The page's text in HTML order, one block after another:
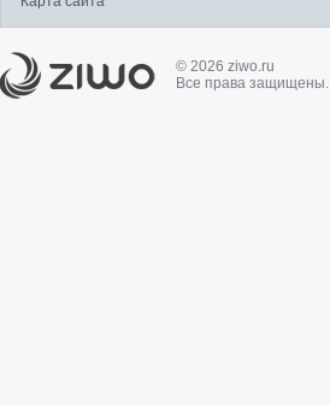
© 2026 ziwo.ru
Все права защищены.